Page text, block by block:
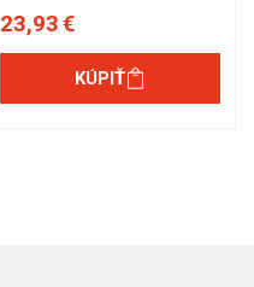
23,93 €
KÚPIŤ